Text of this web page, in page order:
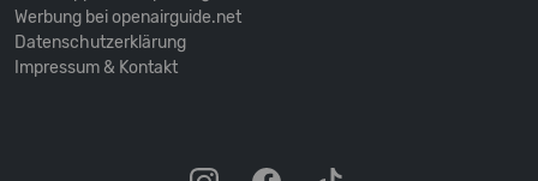
Werbung bei openairguide.net
Datenschutz­erklärung
Impressum & Kontakt